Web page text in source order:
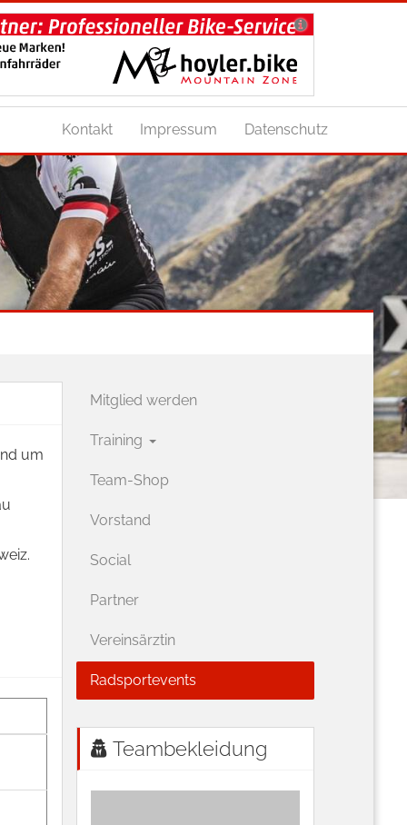
Kontakt Impressum Datenschutz
um
Mitglied werden
Training
Team-Shop
Vorstand
Social
Partner
Vereinsärztin
Radsportevents
Teambekleidung